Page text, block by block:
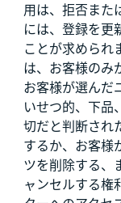
用は、拒否また
には、登録を更
ことが求められ
は、お客様のみ
お客様が選んだ
いせつ的、下品
切だと判断され
するか、お客様
ツを削除する、
ャンセルする権